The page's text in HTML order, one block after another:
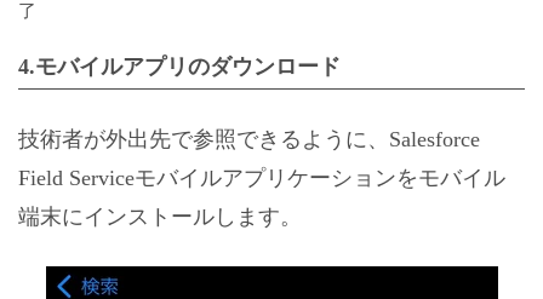
了
4.モバイルアプリのダウンロード
技術者が外出先で参照できるように、Salesforce
Field Serviceモバイルアプリケーションをモバイル
端末にインストールします。